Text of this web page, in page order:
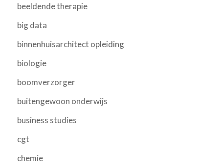
beeldende therapie
big data
binnenhuisarchitect opleiding
biologie
boomverzorger
buitengewoon onderwijs
business studies
cgt
chemie